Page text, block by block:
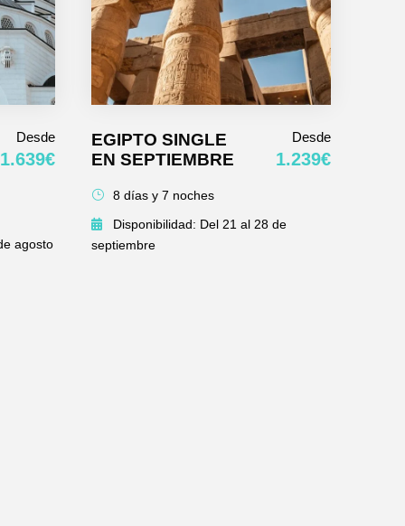
Desde
1.639€
agosto
EGIPTO SINGLE
EN SEPTIEMBRE
Desde
1.239€
8 días y 7 noches
Disponibilidad: Del 21 al 28 de
septiembre